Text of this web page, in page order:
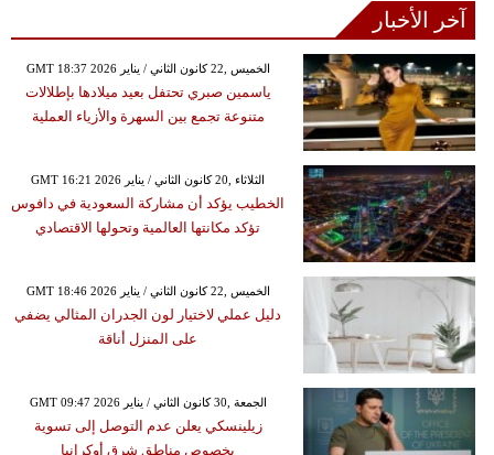
آخر الأخبار
GMT 18:37 2026 الخميس ,22 كانون الثاني / يناير
ياسمين صبري تحتفل بعيد ميلادها بإطلالات
متنوعة تجمع بين السهرة والأزياء العملية
GMT 16:21 2026 الثلاثاء ,20 كانون الثاني / يناير
الخطيب يؤكد أن مشاركة السعودية في دافوس
تؤكد مكانتها العالمية وتحولها الاقتصادي
GMT 18:46 2026 الخميس ,22 كانون الثاني / يناير
دليل عملي لاختيار لون الجدران المثالي يضفي
على المنزل أناقة
GMT 09:47 2026 الجمعة ,30 كانون الثاني / يناير
زيلينسكي يعلن عدم التوصل إلى تسوية
بخصوص مناطق شرق أوكرانيا